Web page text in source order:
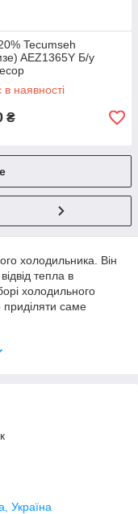
Tecumseh
AEZ1365Y Б/у
наявності
₴
холодильника. Він
тепла в
холодильного
приділяти саме
дії, який
поршні в
Україна